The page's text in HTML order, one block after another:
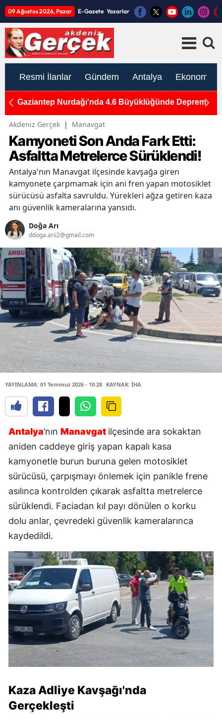
09 Ağustos 2026, Pazar E-Gazete Yazarlar
Resmi İlanlar Gündem Antalya Ekonomi
Büyüklüğünde Deprem
Öğrenci Affı Resmileşti!
Akdeniz Gerçek | Manavgat
Kamyoneti Son Anda Fark Etti:
Asfaltta Metrelerce Sürüklendi!
Antalya'nın Manavgat ilçesinde kavşağa giren
kamyonete çarpmamak için ani fren yapan motosiklet
sürücüsü asfalta savruldu. Yürekleri ağza getiren kaza
anı güvenlik kameralarına yansıdı.
Doğa Arı
ddoga.arii2@gmail.com
YAYINLAMA: 01 Temmuz 2026 - 10:28 KAYNAK: İHA
Antalya’nın Manavgat ilçesinde ara sokaktan
aniden caddeye giriş yapan kapalı kasa
kamyonetle burun buruna gelen motosiklet
sürücüsü, çarpışmayı önlemek için panikle frene
asılınca kontrolden çıkarak asfaltta metrelerce
sürüklendi. Faciadan kıl payı dönülen o korku
dolu anlar, çevredeki güvenlik kameralarınca
kaydedildi.
Kaza Adliye Kavşağı'nda
Gerçekleşti